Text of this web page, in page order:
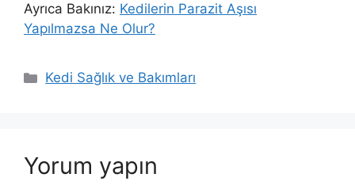
Ayrıca Bakınız: Kedilerin Parazit Aşısı
Yapılmazsa Ne Olur?
Kategoriler
Kedi Sağlık ve Bakımları
Yorum yapın